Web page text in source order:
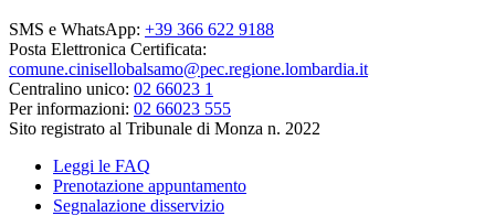
SMS e WhatsApp: +39 366 622 9188
Posta Elettronica Certificata:
comune.cinisellobalsamo@pec.regione.lombardia.it
Centralino unico: 02 66023 1
Per informazioni: 02 66023 555
Sito registrato al Tribunale di Monza n. 2022
Leggi le FAQ
Prenotazione appuntamento
Segnalazione disservizio